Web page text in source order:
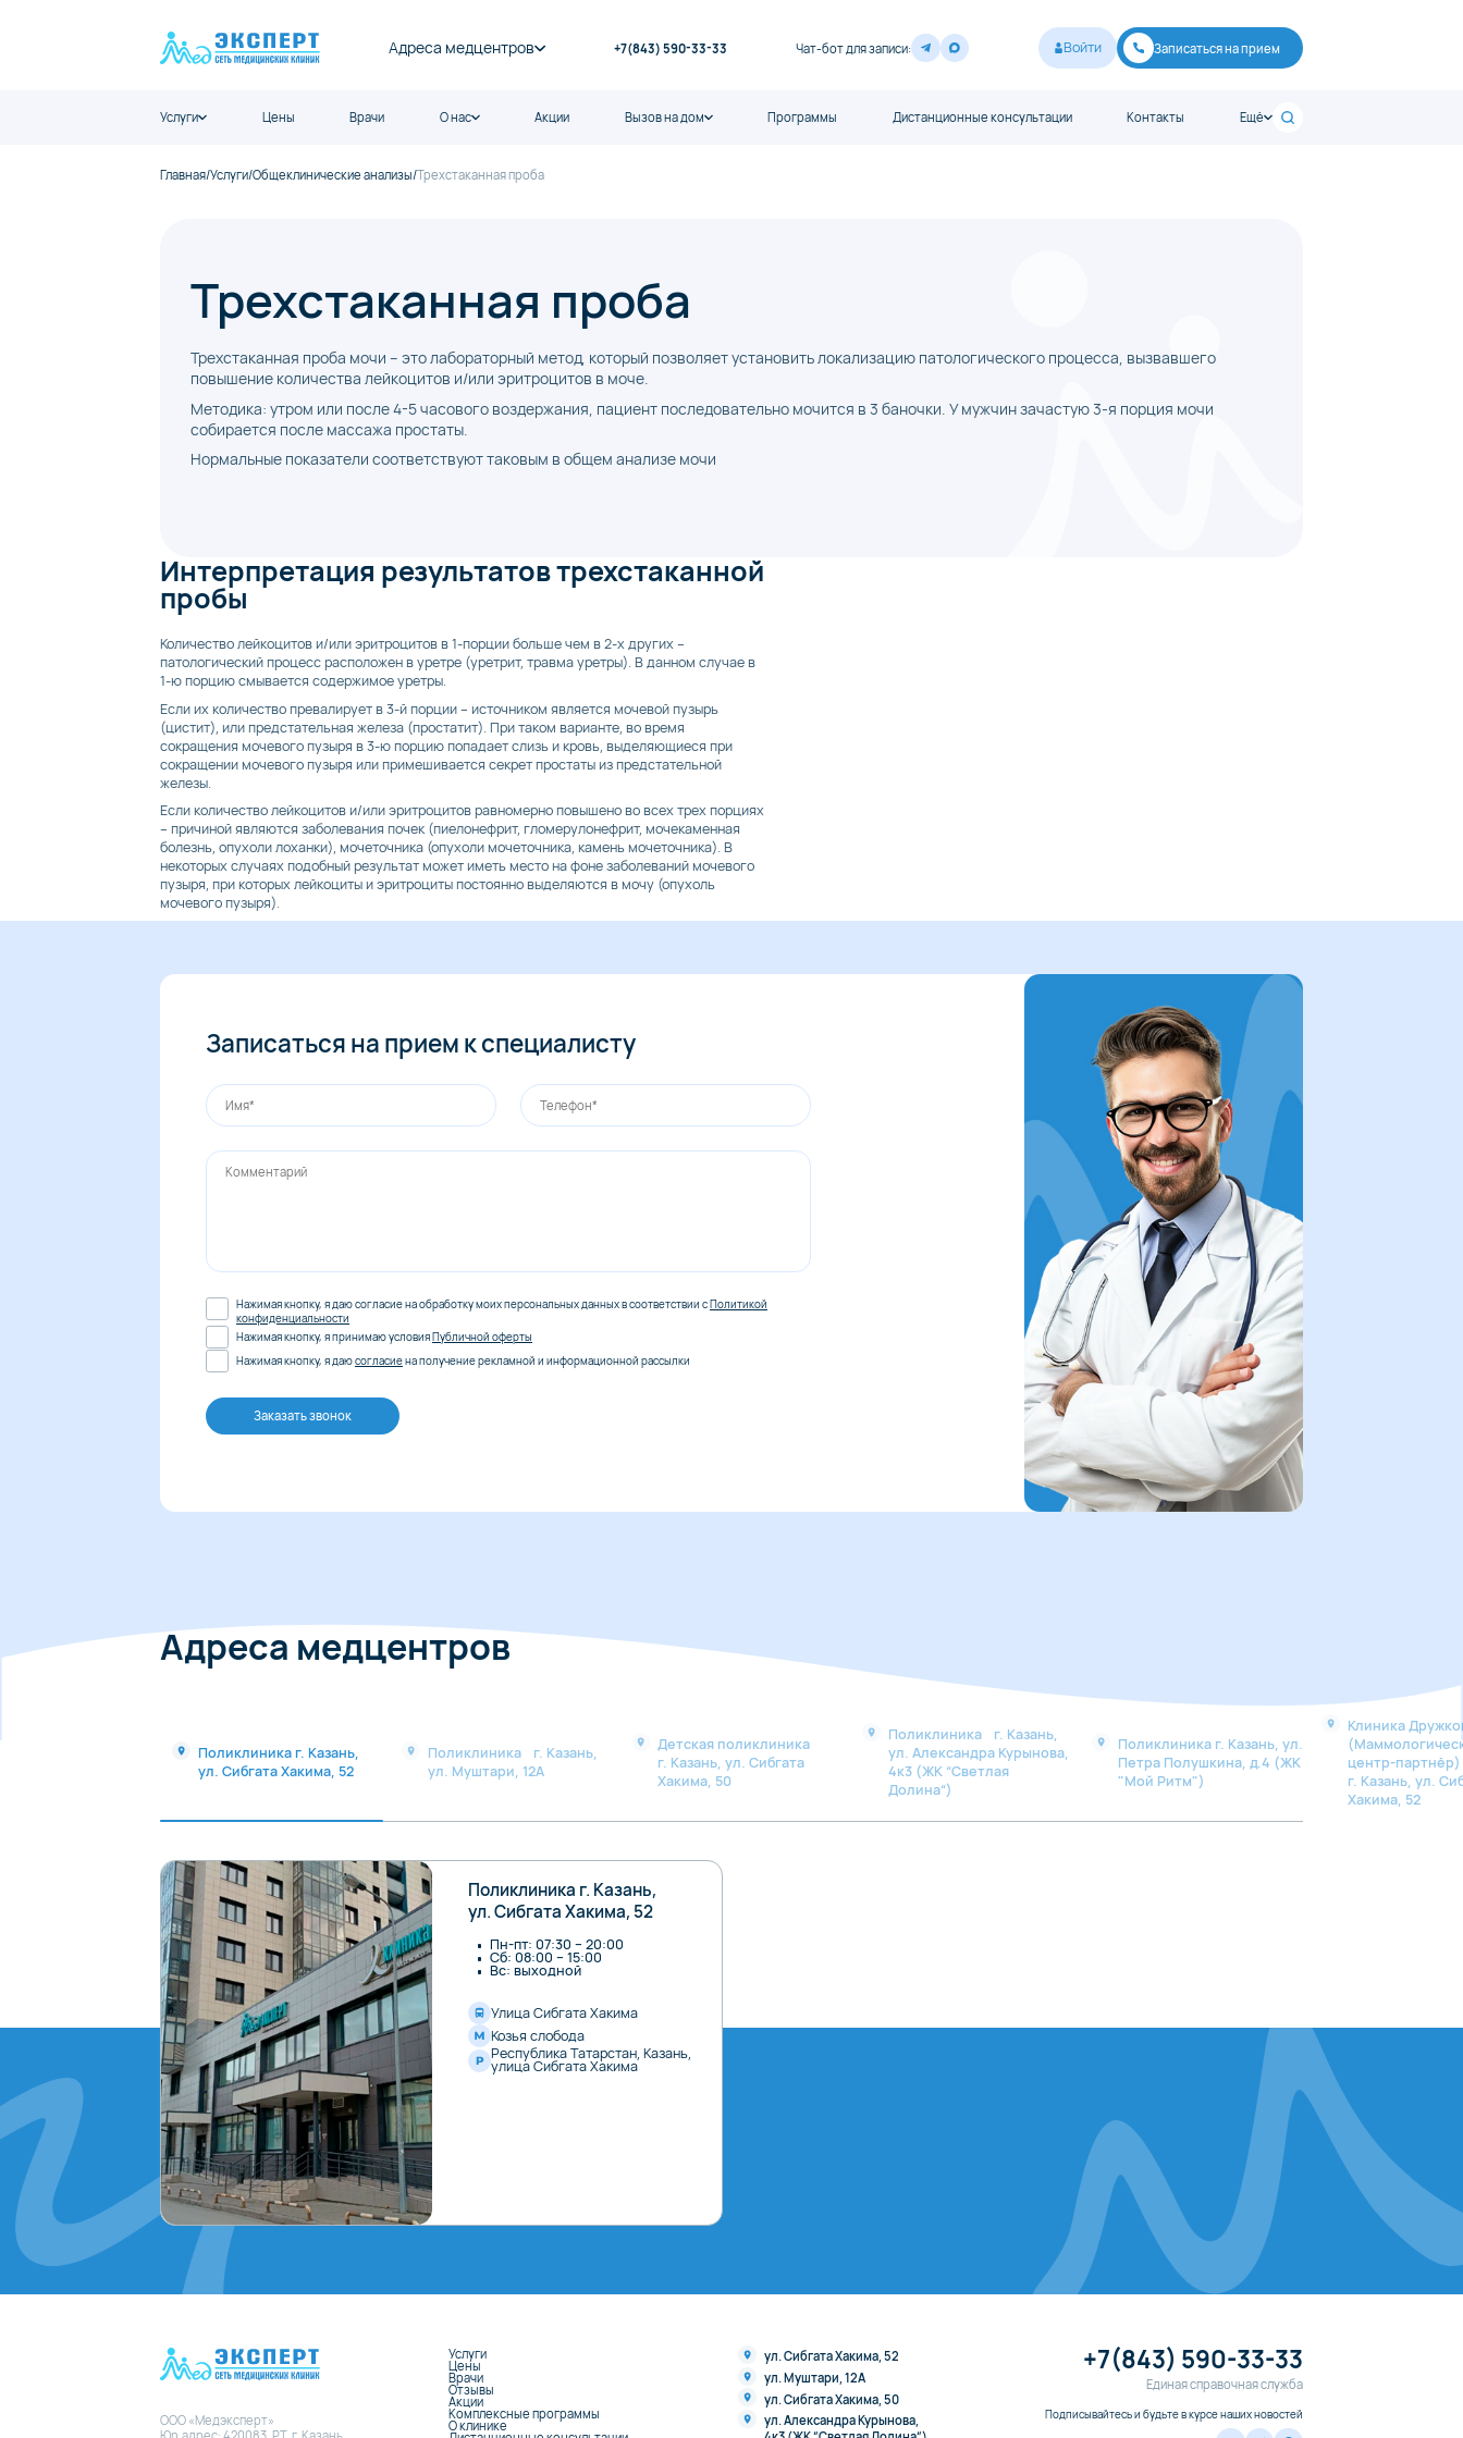
Адреса медцентров +7(843) 590-33-33 Чат-бот для записи: Войти Записаться на прием
Услуги Цены Врачи О нас Акции Вызов на дом Программы Дистанционные консультации Контакты Ещё
Главная/Услуги/Общеклинические анализы/Трехстаканная проба
Трехстаканная проба
Трехстаканная проба мочи – это лабораторный метод, который позволяет установить локализацию патологического процесса, вызвавшего
повышение количества лейкоцитов и/или эритроцитов в моче.
Методика: утром или после 4-5 часового воздержания, пациент последовательно мочится в 3 баночки. У мужчин зачастую 3-я порция мочи
собирается после массажа простаты.
Нормальные показатели соответствуют таковым в общем анализе мочи
Интерпретация результатов трехстаканной
пробы
Количество лейкоцитов и/или эритроцитов в 1-порции больше чем в 2-х других –
патологический процесс расположен в уретре (уретрит, травма уретры). В данном случае в
1-ю порцию смывается содержимое уретры.
Если их количество превалирует в 3-й порции – источником является мочевой пузырь
(цистит), или предстательная железа (простатит). При таком варианте, во время
сокращения мочевого пузыря в 3-ю порцию попадает слизь и кровь, выделяющиеся при
сокращении мочевого пузыря или примешивается секрет простаты из предстательной
железы.
Если количество лейкоцитов и/или эритроцитов равномерно повышено во всех трех порциях
– причиной являются заболевания почек (пиелонефрит, гломерулонефрит, мочекаменная
болезнь, опухоли лоханки), мочеточника (опухоли мочеточника, камень мочеточника). В
некоторых случаях подобный результат может иметь место на фоне заболеваний мочевого
пузыря, при которых лейкоциты и эритроциты постоянно выделяются в мочу (опухоль
мочевого пузыря).
Записаться на прием к специалисту
Нажимая кнопку, я даю согласие на обработку моих персональных данных в соответствии сПолитикой
конфиденциальности
Нажимая кнопку, я принимаю условияПубличной оферты
Нажимая кнопку, я даюсогласиена получение рекламной и информационной рассылки
Заказать звонок
Адреса медцентров
Поликлиника г. Казань,
ул. Сибгата Хакима, 52
Поликлиника г. Казань,
ул. Муштари, 12А
Детская поликлиника
г. Казань, ул. Сибгата
Хакима, 50
Поликлиника г. Казань,
ул. Александра Курынова,
4к3 (ЖК “Светлая
Долина“)
Поликлиника г. Казань, ул.
Петра Полушкина, д.4 (ЖК
"Мой Ритм")
Клиника
центр-
г. Казань, ул.
Хакима, 52
Поликлиника г. Казань,
ул. Сибгата Хакима, 52
Пн-пт: 07:30 – 20:00
Сб: 08:00 – 15:00
Вс: выходной
Улица Сибгата Хакима
Козья слобода
Республика Татарстан, Казань,
улица Сибгата Хакима
ООО «Медэксперт»
Услуги
Цены
Врачи
Отзывы
Акции
Комплексные программы
О клинике
ул. Сибгата Хакима, 52
ул. Муштари, 12А
ул. Сибгата Хакима, 50
ул. Александра Курынова,
+7(843) 590-33-33
Единая справочная служба
Подписывайтесь и будьте в курсе наших новостей